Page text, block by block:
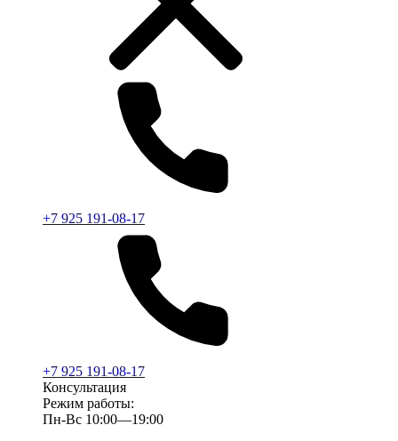
+7 925 191-08-17
+7 925 191-08-17
Консультация
Режим работы:
Пн-Вс 10:00—19:00